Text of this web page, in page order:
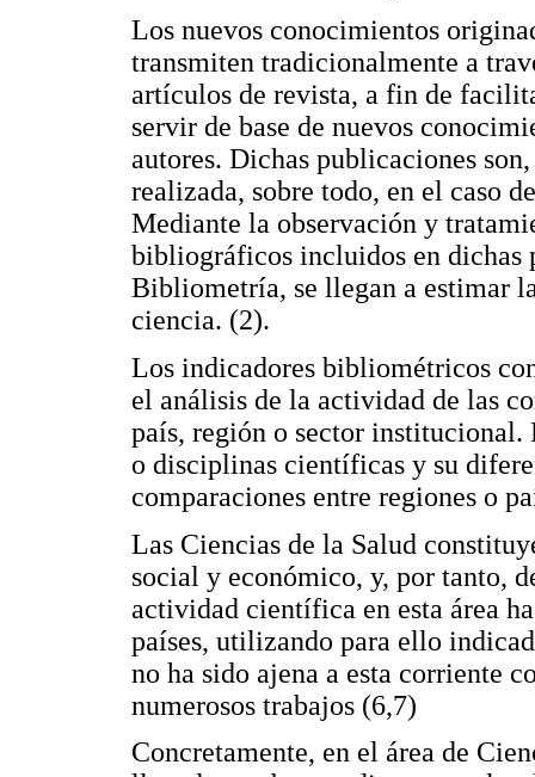
Los nuevos conocimientos
transmiten tradicionalmente a
artículos de revista, a fin de
servir de base de nuevos
autores. Dichas publicaciones
realizada, sobre todo, en el caso
Mediante la observación y
bibliográficos incluidos en dichas
Bibliometría, se llegan a estimar
ciencia. (2).
Los indicadores bibliométricos
el análisis de la actividad de las
país, región o sector institucional.
o disciplinas científicas y su
comparaciones entre regiones o
Las Ciencias de la Salud
social y económico, y, por tanto,
actividad científica en esta área
países, utilizando para ello
no ha sido ajena a esta corriente
numerosos trabajos (6,7)
Concretamente, en el área de